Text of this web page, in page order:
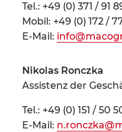
Tel.: +49 (0) 371 / 91
Mobil: +49 (0) 172 /
E-Mail:
Nikolas Ronczka
Assistenz der
Tel.: +49 (0) 151 / 50
E-Mail: